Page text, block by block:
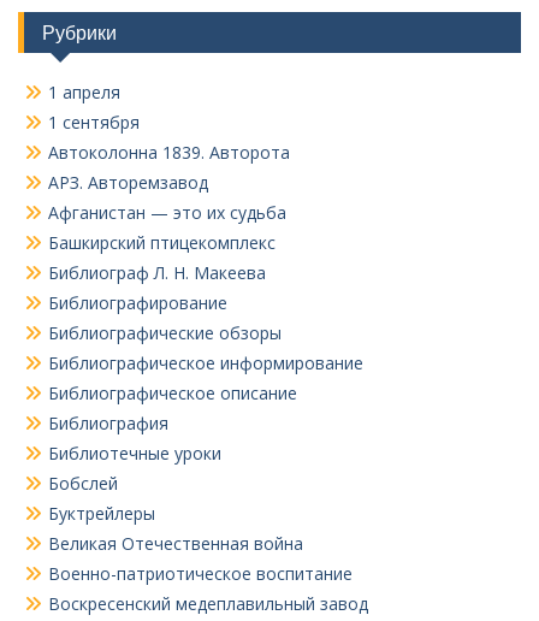
Рубрики
1 апреля
1 сентября
Автоколонна 1839. Авторота
АРЗ. Авторемзавод
Афганистан — это их судьба
Башкирский птицекомплекс
Библиограф Л. Н. Макеева
Библиографирование
Библиографические обзоры
Библиографическое информирование
Библиографическое описание
Библиография
Библиотечные уроки
Бобслей
Буктрейлеры
Великая Отечественная война
Военно-патриотическое воспитание
Воскресенский медеплавильный завод